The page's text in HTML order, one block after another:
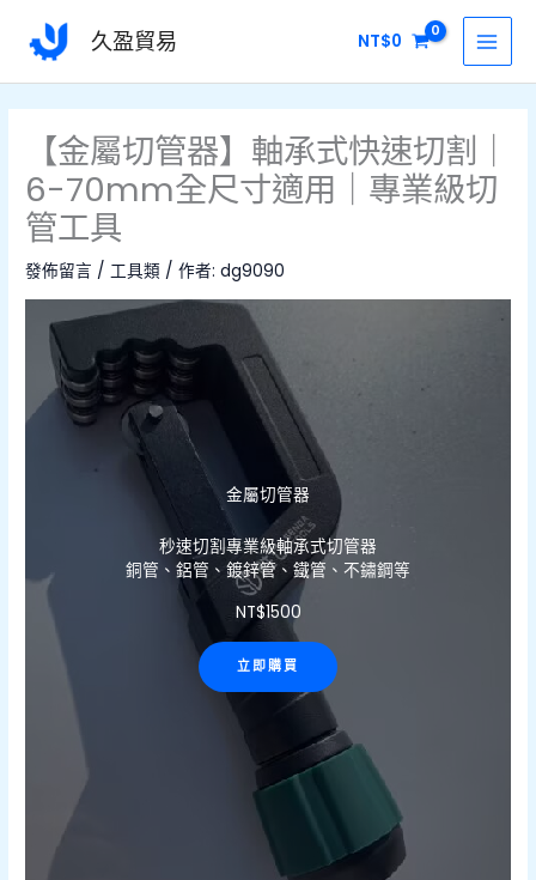
要
久盈貿易 NT$0
【金屬切管器】軸承式快速切割｜
6-70mm全尺寸適用｜專業級切
管工具
發佈留言 /工具類 / 作者:dg9090
金屬切管器
秒速切割專業級軸承式切管器
銅管、鋁管、鍍鋅管、鐵管、不鏽鋼等
NT$1500
立即購買